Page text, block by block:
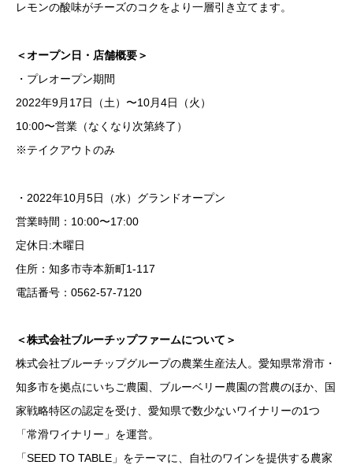
レモンの酸味がチーズのコクをより一層引き立てます。
＜オープン日・店舗概要＞
・プレオープン期間
2022年9月17日（土）〜10月4日（火）
10:00〜営業（なくなり次第終了）
※テイクアウトのみ
・2022年10月5日（水）グランドオープン
営業時間：10:00〜17:00
定休日:木曜日
住所：知多市寺本新町1-117
電話番号：0562-57-7120
＜株式会社ブルーチップファームについて＞
株式会社ブルーチップグループの農業生産法人。愛知県常滑市・
知多市を拠点にいちご農園、ブルーベリー農園の営農のほか、国
家戦略特区の認定を受け、愛知県で数少ないワイナリーの1つ
「常滑ワイナリー」を運営。
「SEED TO TABLE」をテーマに、自社のワインを提供する農家